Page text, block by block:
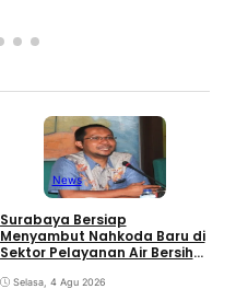
News
Surabaya Bersiap
Menyambut Nahkoda Baru di
Sektor Pelayanan Air Bersih
Selasa, 4 Agu 2026